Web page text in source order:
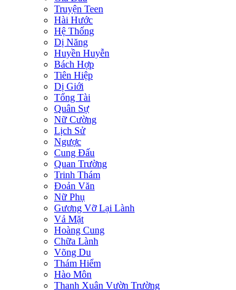
Truyện Teen
Hài Hước
Hệ Thống
Dị Năng
Huyền Huyễn
Bách Hợp
Tiên Hiệp
Dị Giới
Tổng Tài
Quân Sự
Nữ Cường
Lịch Sử
Ngược
Cung Đấu
Quan Trường
Trinh Thám
Đoản Văn
Nữ Phụ
Gương Vỡ Lại Lành
Vả Mặt
Hoàng Cung
Chữa Lành
Võng Du
Thám Hiểm
Hào Môn
Thanh Xuân Vườn Trường